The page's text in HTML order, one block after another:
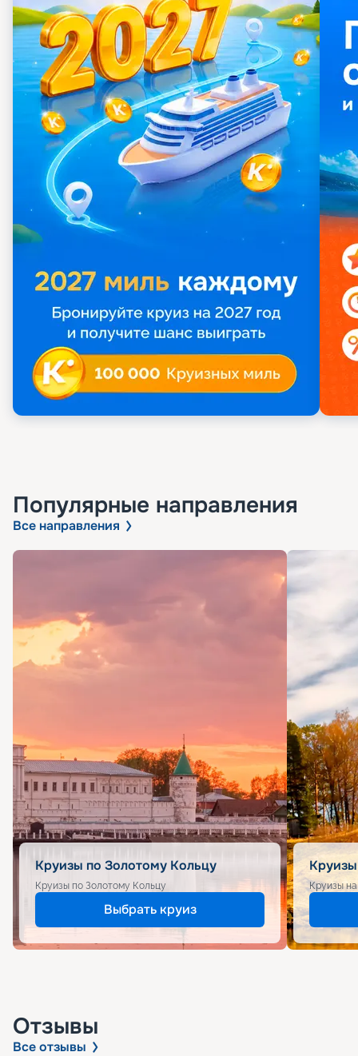
Популярные направления
Все направления
Круизы по Золотому Кольцу
Круизы по Золотому Кольцу
Выбрать круиз
Круизы
Отзывы
Все отзывы